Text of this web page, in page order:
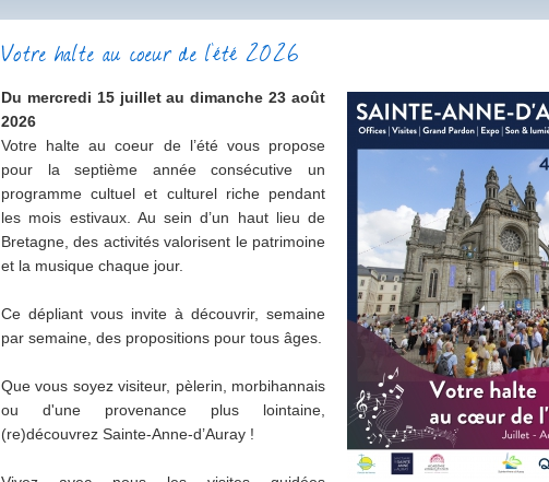
Votre halte au coeur de l'été 2026
Du mercredi 15 juillet au dimanche 23 août
2026
Votre halte au coeur de l’été vous propose
pour la septième année consécutive un
programme cultuel et culturel riche pendant
les mois estivaux. Au sein d’un haut lieu de
Bretagne, des activités valorisent le patrimoine
et la musique chaque jour.
Ce dépliant vous invite à découvrir, semaine
par semaine, des propositions pour tous âges.
Que vous soyez visiteur, pèlerin, morbihannais
ou d'une provenance plus lointaine,
(re)découvrez Sainte-Anne-d’Auray !